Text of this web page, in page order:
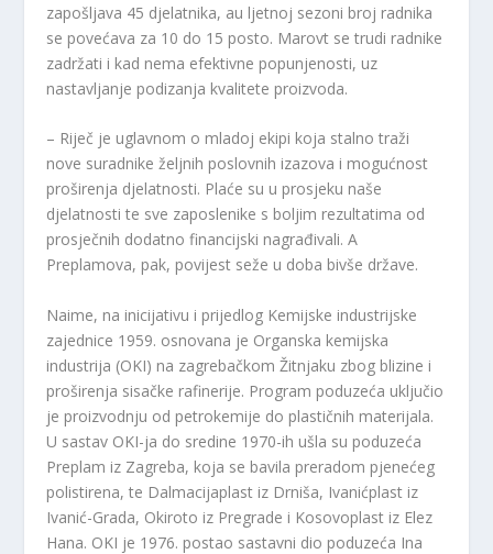
zapošljava 45 djelatnika, au ljetnoj sezoni broj radnika
se povećava za 10 do 15 posto. Marovt se trudi radnike
zadržati i kad nema efektivne popunjenosti, uz
nastavljanje podizanja kvalitete proizvoda.
– Riječ je uglavnom o mladoj ekipi koja stalno traži
nove suradnike željnih poslovnih izazova i mogućnost
proširenja djelatnosti. Plaće su u prosjeku naše
djelatnosti te sve zaposlenike s boljim rezultatima od
prosječnih dodatno financijski nagrađivali. A
Preplamova, pak, povijest seže u doba bivše države.
Naime, na inicijativu i prijedlog Kemijske industrijske
zajednice 1959. osnovana je Organska kemijska
industrija (OKI) na zagrebačkom Žitnjaku zbog blizine i
proširenja sisačke rafinerije. Program poduzeća uključio
je proizvodnju od petrokemije do plastičnih materijala.
U sastav OKI-ja do sredine 1970-ih ušla su poduzeća
Preplam iz Zagreba, koja se bavila preradom pjenećeg
polistirena, te Dalmacijaplast iz Drniša, Ivanićplast iz
Ivanić-Grada, Okiroto iz Pregrade i Kosovoplast iz Elez
Hana. OKI je 1976. postao sastavni dio poduzeća Ina